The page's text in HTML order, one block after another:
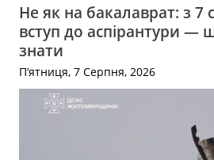
Не як на бакалаврат: з 7
вступ до аспірантури —
знати
П’ятниця, 7 Серпня, 2026